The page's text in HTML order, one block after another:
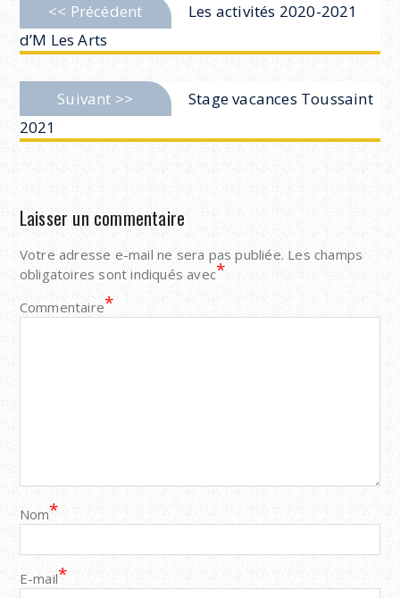
l’article
<< Précédent
post:
Les activités 2020-2021
d’M Les Arts
Suivant >>
Next
post:
Stage vacances Toussaint
2021
Laisser un commentaire
Votre adresse e-mail ne sera pas publiée. Les champs
obligatoires sont indiqués avec*
Commentaire*
Nom*
E-mail*